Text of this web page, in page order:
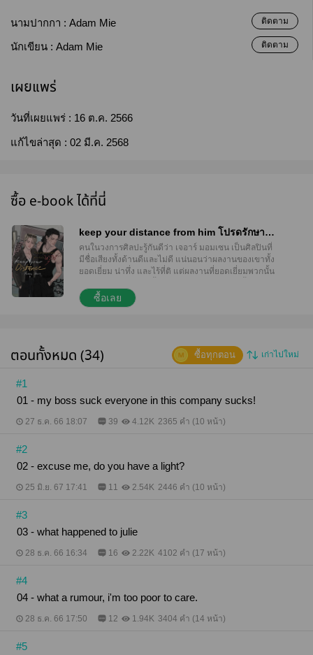
นามปากกา : Adam Mie ติดตาม
นักเขียน : Adam Mie ติดตาม
เผยแพร่
วันที่เผยแพร่ : 16 ต.ค. 2566
แก้ไขล่าสุด : 02 มี.ค. 2568
ซื้อ e-book ได้ที่นี่
keep your distance from him โปรดรักษา
ระยะห่างของตัวกับหัวใจ
คนในวงการศิลปะรู้กันดีว่า เจอาร์ มอมเซน เป็นศิลปินที่
มีชื่อเสียงทั้งด้านดีและไม่ดี แน่นอนว่าผลงานของเขาทั้ง
ยอดเยี่ยม น่าทึ่ง และไร้ที่ติ แต่ผลงานที่ยอดเยี่ยมพวกนั้น
นั่นเป็นเหตุผลที่เขามักจะเปลี่ยนผู้ช่วยคนใหม่เสมอ
เพราะแบบนั้นจึงทำให้มีข่าวลือแปลกๆ อย่างเช่น เขาใช้
ซื้อเลย
ตอนทั้งหมด (34) เก่าไปใหม่
ซื้อทุกตอน
#1
01 - my boss suck everyone in this company sucks!
27 ธ.ค. 66 18:07 39 4.12K 2365 คำ (10 หน้า)
#2
02 - excuse me, do you have a light?
25 มิ.ย. 67 17:41 11 2.54K 2446 คำ (10 หน้า)
#3
03 - what happened to julie
28 ธ.ค. 66 16:34 16 2.22K 4102 คำ (17 หน้า)
#4
04 - what a rumour, i'm too poor to care.
28 ธ.ค. 66 17:50 12 1.94K 3404 คำ (14 หน้า)
#5